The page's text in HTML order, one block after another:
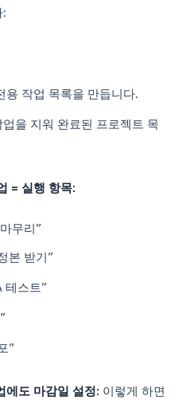
:
용 작업 목록을 만듭니다.
을 지워 완료된 프로젝트 목
= 실행 항목:
무리”
본 받기”
테스트”
”
에도 마감일 설정: 이렇게 하면